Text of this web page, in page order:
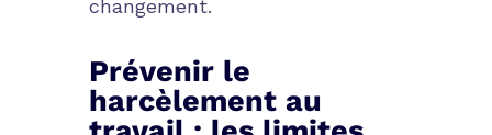
changement.
Prévenir le
harcèlement au